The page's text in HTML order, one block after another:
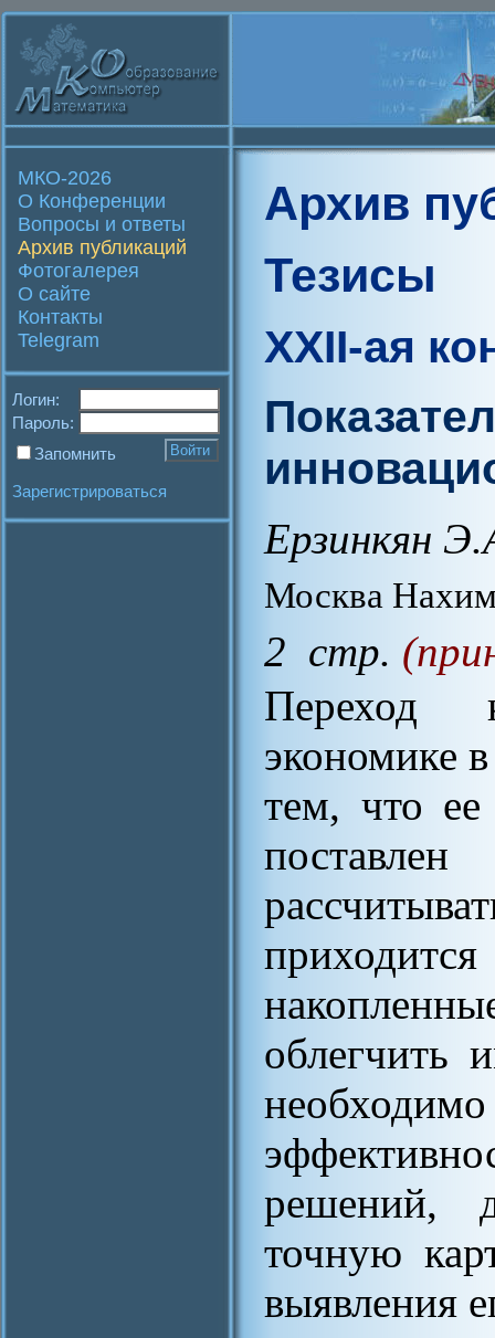
МКО-2026
О Конференции
Вопросы и ответы
Архив публикаций
Фотогалерея
О сайте
Контакты
Telegram
Логин:
Пароль:
Запомнить
Зарегистрироваться
Архив
Тезисы
XXII-ая
Ерзинкян
Москва
2 стр.
Переход
экономике
тем, что
облегчить
решений,
точную
выявления